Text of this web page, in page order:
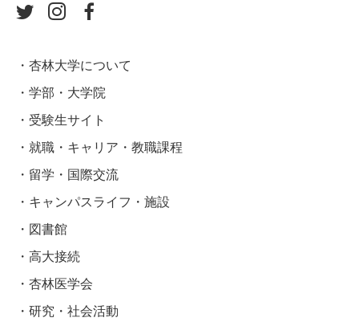
杏林大学について
学部・大学院
受験生サイト
就職・キャリア・教職課程
留学・国際交流
キャンパスライフ・施設
図書館
高大接続
杏林医学会
研究・社会活動